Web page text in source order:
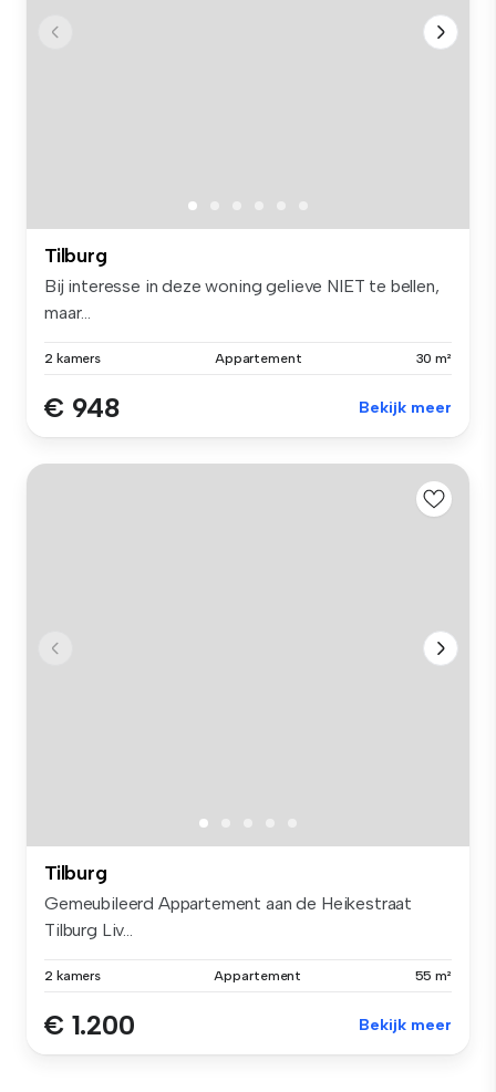
Tilburg
Bij interesse in deze woning gelieve NIET te bellen,
maar...
2 kamers Appartement 30 m²
€ 948 Bekijk meer
Tilburg
Gemeubileerd Appartement aan de Heikestraat
Tilburg Liv...
2 kamers Appartement 55 m²
€ 1.200 Bekijk meer